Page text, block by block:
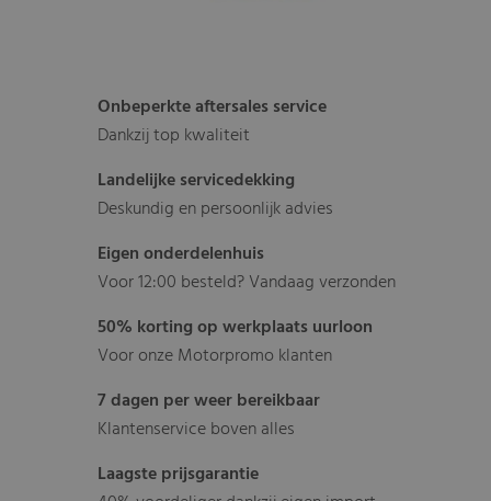
Onbeperkte aftersales service
Dankzij top kwaliteit
Landelijke servicedekking
Deskundig en persoonlijk advies
Eigen onderdelenhuis
Voor 12:00 besteld? Vandaag verzonden
50% korting op werkplaats uurloon
Voor onze Motorpromo klanten
7 dagen per weer bereikbaar
Klantenservice boven alles
Laagste prijsgarantie